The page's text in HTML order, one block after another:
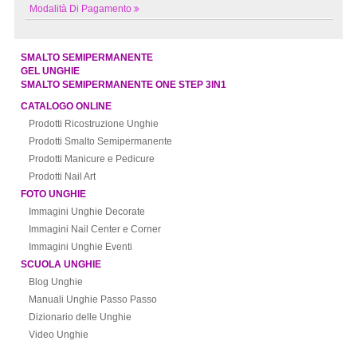
Modalità Di Pagamento
SMALTO SEMIPERMANENTE
GEL UNGHIE
SMALTO SEMIPERMANENTE ONE STEP 3IN1
CATALOGO ONLINE
Prodotti Ricostruzione Unghie
Prodotti Smalto Semipermanente
Prodotti Manicure e Pedicure
Prodotti Nail Art
FOTO UNGHIE
Immagini Unghie Decorate
Immagini Nail Center e Corner
Immagini Unghie Eventi
SCUOLA UNGHIE
Blog Unghie
Manuali Unghie Passo Passo
Dizionario delle Unghie
Video Unghie